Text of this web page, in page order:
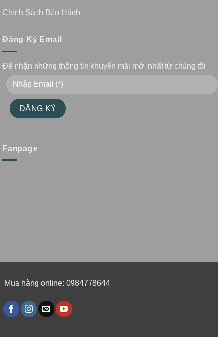
Chính Sách Bảo Hành
Đăng Ký Email
Để nhận những thông tin khuyến mãi mới nhất từ chúng tôi
Fanpage
Mua hàng online: 0984778644